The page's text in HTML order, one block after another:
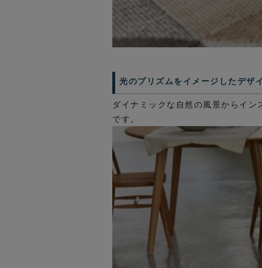
光のプリズムをイメージしたデザ
ダイナミックな自然の風景からイ
です。